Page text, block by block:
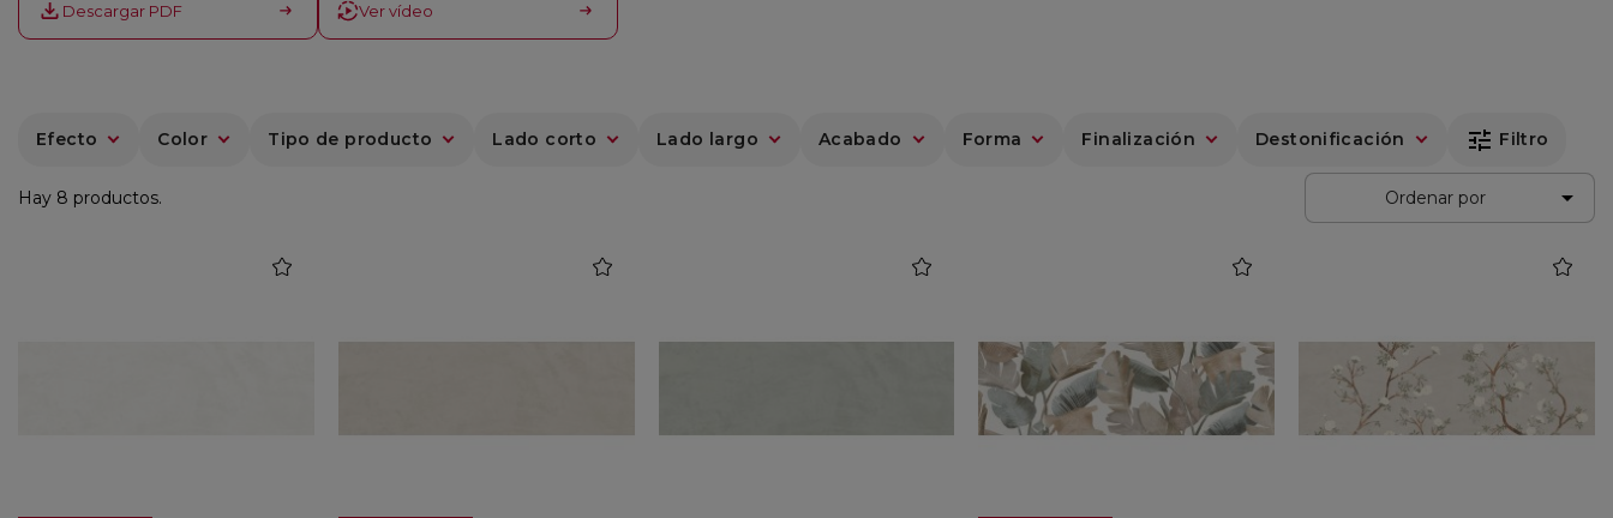
Descargar PDF Ver vídeo
Efecto Color Tipo de producto Lado corto Lado largo Acabado Forma Finalización Destonificación tune Filtro
Hay 8 productos. Ordenar por 
favorite favorite favorite